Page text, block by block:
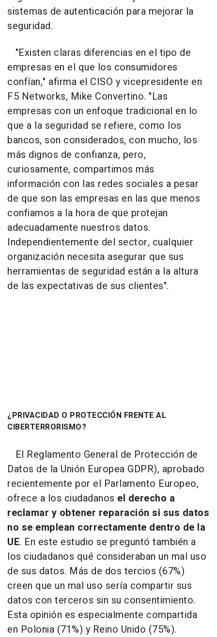
sistemas de autenticación para mejorar la
seguridad.
"Existen claras diferencias en el tipo de
empresas en el que los consumidores
confían," afirma el CISO y vicepresidente en
F5 Networks, Mike Convertino. "Las
empresas con un enfoque tradicional en lo
que a la seguridad se refiere, como los
bancos, son considerados, con mucho, los
más dignos de confianza, pero,
curiosamente, compartimos más
información con las redes sociales a pesar
de que son las empresas en las que menos
confiamos a la hora de que protejan
adecuadamente nuestros datos.
Independientemente del sector, cualquier
organización necesita asegurar que sus
herramientas de seguridad están a la altura
de las expectativas de sus clientes".
¿PRIVACIDAD O PROTECCIÓN FRENTE AL
CIBERTERRORISMO?
El Reglamento General de Protección de
Datos de la Unión Europea GDPR), aprobado
recientemente por el Parlamento Europeo,
ofrece a los ciudadanos el derecho a
reclamar y obtener reparación si sus datos
no se emplean correctamente dentro de la
UE. En este estudio se preguntó también a
los ciudadanos qué consideraban un mal uso
de sus datos. Más de dos tercios (67%)
creen que un mal uso sería compartir sus
datos con terceros sin su consentimiento.
Esta opinión es especialmente compartida
en Polonia (71%) y Reino Unido (75%).